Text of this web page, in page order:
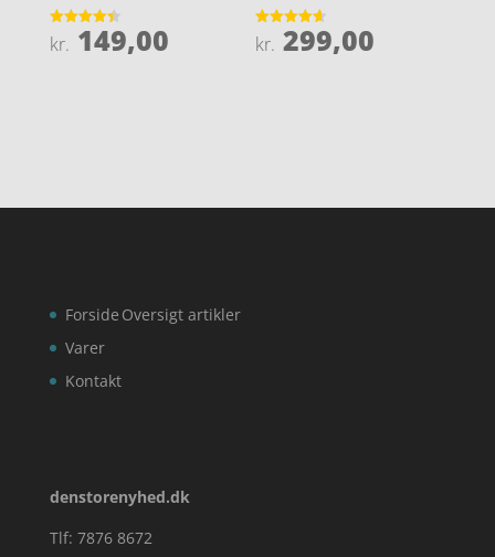
Vurderet
4.4
kr. 149,00
Vurderet
4.6
kr. 299,00
Forside
Varer
Kontakt
Oversigt artikler
denstorenyhed.dk
Tlf: 7876 8672